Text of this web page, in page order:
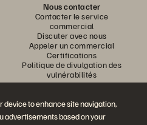
device to enhance site navigation,
advertisements based on your
Nous contacter
Contacter le service
commercial
Discuter avec nous
Appeler un commercial
Certifications
Politique de divulgation des
vulnérabilités
conversation